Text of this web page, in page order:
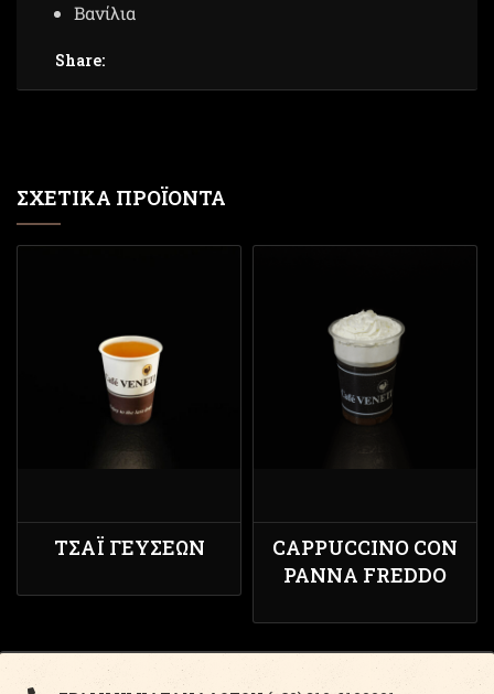
Βανίλια
Share:
ΣΧΕΤΙΚΆ ΠΡΟΪΌΝΤΑ
ΤΣΆΙ ΓΕΎΣΕΩΝ
CAPPUCCINO CON
PANNA FREDDO